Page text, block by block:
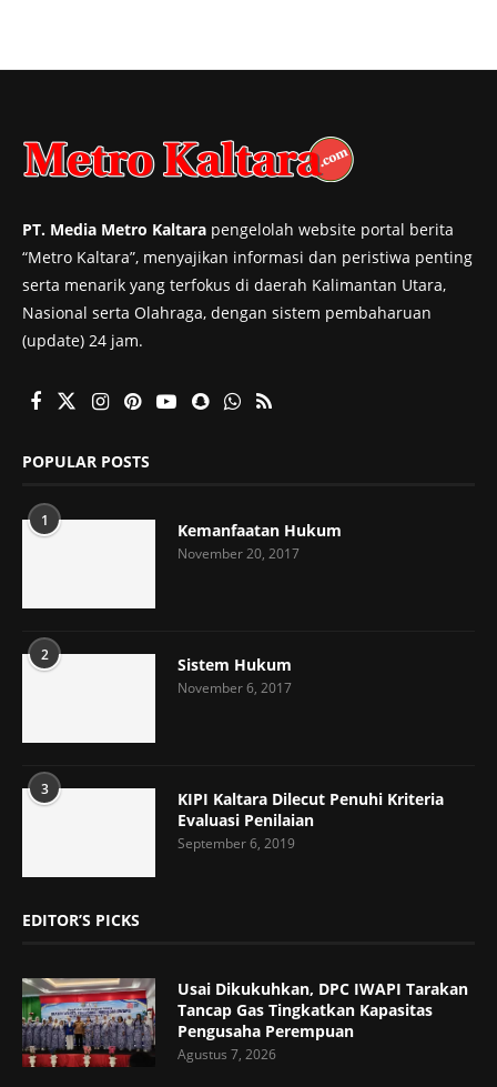
PT. Media Metro Kaltara pengelolah website portal berita
“Metro Kaltara”, menyajikan informasi dan peristiwa penting
serta menarik yang terfokus di daerah Kalimantan Utara,
Nasional serta Olahraga, dengan sistem pembaharuan
(update) 24 jam.
POPULAR POSTS
1 Kemanfaatan Hukum
November 20, 2017
2 Sistem Hukum
November 6, 2017
3
KIPI Kaltara Dilecut Penuhi Kriteria
Evaluasi Penilaian
September 6, 2019
EDITOR’S PICKS
Usai Dikukuhkan, DPC IWAPI Tarakan
Tancap Gas Tingkatkan Kapasitas
Pengusaha Perempuan
Agustus 7, 2026